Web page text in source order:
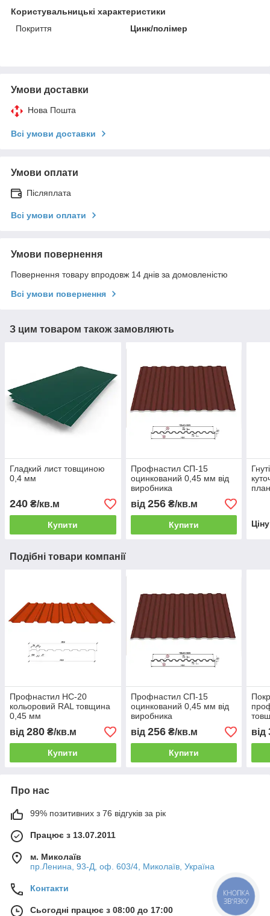
Користувальницькі характеристики
Покриття
Цинк/полімер
Умови доставки
Нова Пошта
Всі умови доставки
Умови оплати
Післяплата
Всі умови оплати
Умови повернення
Повернення товару впродовж 14 днів за домовленістю
Всі умови повернення
З цим товаром також замовляють
Гладкий лист товщиною
0,4 мм
240 ₴/кв.м
Купити
Профнастил СП-15
оцинкований 0,45 мм від
виробника
від 256₴/кв.м
Купити
Подібні товари компанії
Профнастил НС-20
кольоровий RAL товщина
0,45 мм
від 280 ₴/кв.м
Купити
Профнастил СП-15
оцинкований 0,45 мм від
виробника
від 256₴/кв.м
Купити
від
Про нас
99% позитивних з 76 відгуків за рік
Працює з 13.07.2011
м. Миколаїв
пр.Ленина, 93-Д, оф. 603/4, Миколаїв, Україна
Контакти
Сьогодні працює з 08:00 до 17:00
КНОПКА
ЗВ'ЯЗКУ